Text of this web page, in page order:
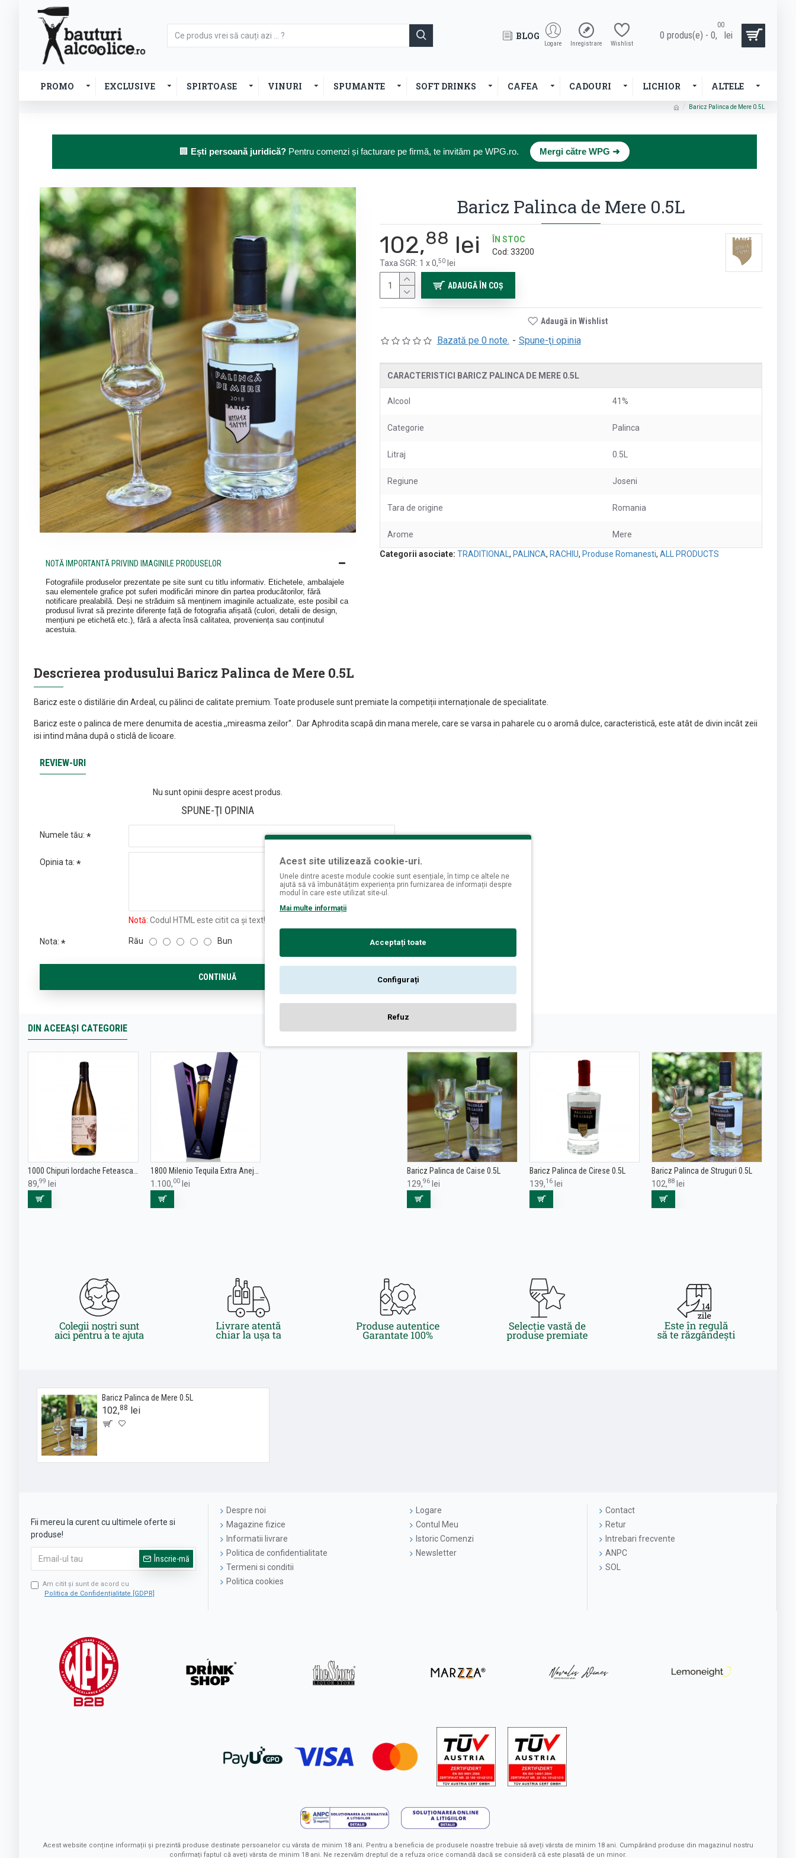
BLOG
Logare Inregistrare Wishlist
0 produs(e) - 0,
00
lei
PROMO EXCLUSIVE SPIRTOASE VINURI SPUMANTE SOFT DRINKS CAFEA CADOURI LICHIOR ALTELE
Baricz Palinca de Mere 0.5L
🏢 Ești persoană juridică? Pentru comenzi și facturare pe firmă, te invităm pe WPG.ro. Mergi către WPG ➜
NOTĂ IMPORTANTĂ PRIVIND IMAGINILE PRODUSELOR
Fotografiile produselor prezentate pe site sunt cu titlu informativ. Etichetele, ambalajele
sau elementele grafice pot suferi modificări minore din partea producătorilor, fără
notificare prealabilă. Deși ne străduim să menținem imaginile actualizate, este posibil ca
produsul livrat să prezinte diferențe față de fotografia afișată (culori, detalii de design,
mențiuni pe etichetă etc.), fără a afecta însă calitatea, proveniența sau conținutul
acestuia.
Baricz Palinca de Mere 0.5L
Bazată pe 0 note. - Spune-ţi opinia
102,88 lei
Taxa SGR: 1 x 0,50lei
ÎN STOC
Cod: 33200
ADAUGĂ ÎN COŞ
Adaugă in Wishlist
CARACTERISTICI BARICZ PALINCA DE MERE 0.5L
Alcool 41%
Categorie Palinca
Litraj 0.5L
Regiune Joseni
Tara de origine Romania
Arome Mere
Categorii asociate: TRADITIONAL , PALINCA, RACHIU, Produse Romanesti, ALL PRODUCTS
Descrierea produsului Baricz Palinca de Mere 0.5L
Baricz este o distilărie din Ardeal, cu pălinci de calitate premium. Toate produsele sunt premiate la competiții internaționale de specialitate.
Baricz este o palinca de mere denumita de acestia ,,mireasma zeilor''. Dar Aphrodita scapâ din mana merele, care se varsa in paharele cu o aromâ dulce, caracteristicâ, este atât de divin incât zeii
isi intind mâna dupâ o sticlâ de licoare.
REVIEW-URI
Nu sunt opinii despre acest produs.
SPUNE-ŢI OPINIA
Numele tău:
Opinia ta:
Notă: Codul HTML este citit ca şi text!
Nota: Rău Bun
CONTINUĂ
DIN ACEEAȘI CATEGORIE
89,99 lei
1.100,00lei
Baricz Palinca de Caise 0.5L
129,96 lei
Baricz Palinca de Cirese 0.5L
139,16lei
Baricz Palinca de Struguri 0.5L
102,88 lei
Baricz Palinca de Mere 0.5L
102,88 lei
Fii mereu la curent cu ultimele oferte si
produse!
Înscrie-mă
Am citit şi sunt de acord cu
Politica de Confidențialitate [GDPR]
Despre noi
Magazine fizice
Informatii livrare
Politica de confidentialitate
Termeni si conditii
Politica cookies
Logare
Contul Meu
Istoric Comenzi
Newsletter
Contact
Retur
Intrebari frecvente
ANPC
SOL
Acest website conține informații și prezintă produse destinate persoanelor cu vârsta de minim 18 ani. Pentru a beneficia de produsele noastre trebuie să aveți vârsta de minim 18 ani. Cumpărând produse din magazinul nostru
confirmați faptul că aveți vârsta de minim 18 ani. Ne rezervăm dreptul de a refuza orice comandă dacă se consideră că este plasată de un minor.
Acest site utilizează cookie-uri.
Unele dintre aceste module cookie sunt esențiale, în timp ce altele ne
ajută să vă îmbunătățim experiența prin furnizarea de informații despre
modul în care este utilizat site-ul.
Mai multe informații
Acceptați toate
Configurați
Refuz